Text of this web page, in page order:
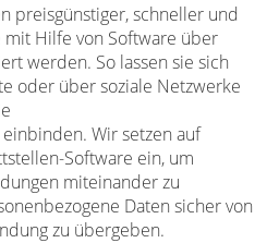
preisgünstiger, schneller und
Hilfe von Software über
werden. So lassen sie sich
oder über soziale Netzwerke
Wir setzen auf
Software ein, um
miteinander zu
Daten sicher von
zu übergeben.